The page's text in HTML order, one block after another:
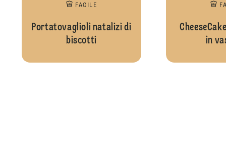
FACILE
Portatovaglioli natalizi di
biscotti
in